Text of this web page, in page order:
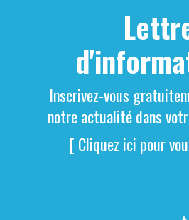
Inscrivez-vous
notre actualité dans
[ Cliquez ici pour